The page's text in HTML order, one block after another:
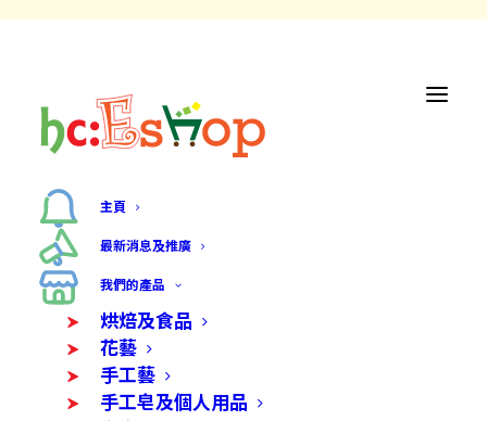
主頁
最新消息及推廣
我們的產品
烘焙及食品
花藝
手工藝
手工皂及個人用品